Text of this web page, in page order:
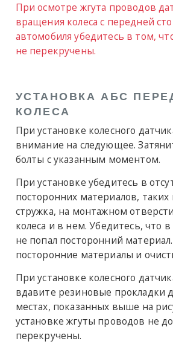
При осмотре жгута проводов
вращения колеса с передней
автомобиля убедитесь в том,
не перекручены.
УСТАНОВКА АБС
КОЛЕСА
При установке колесного
внимание на следующее.
болты с указанным моментом.
При установке убедитесь в
посторонних материалов, таких
стружка, на монтажном
колеса и в нем. Убедитесь, что
не попал посторонний
посторонние материалы и
При установке колесного
вдавите резиновые прокладки
местах, показанных выше на
установке жгуты проводов не
перекручены.